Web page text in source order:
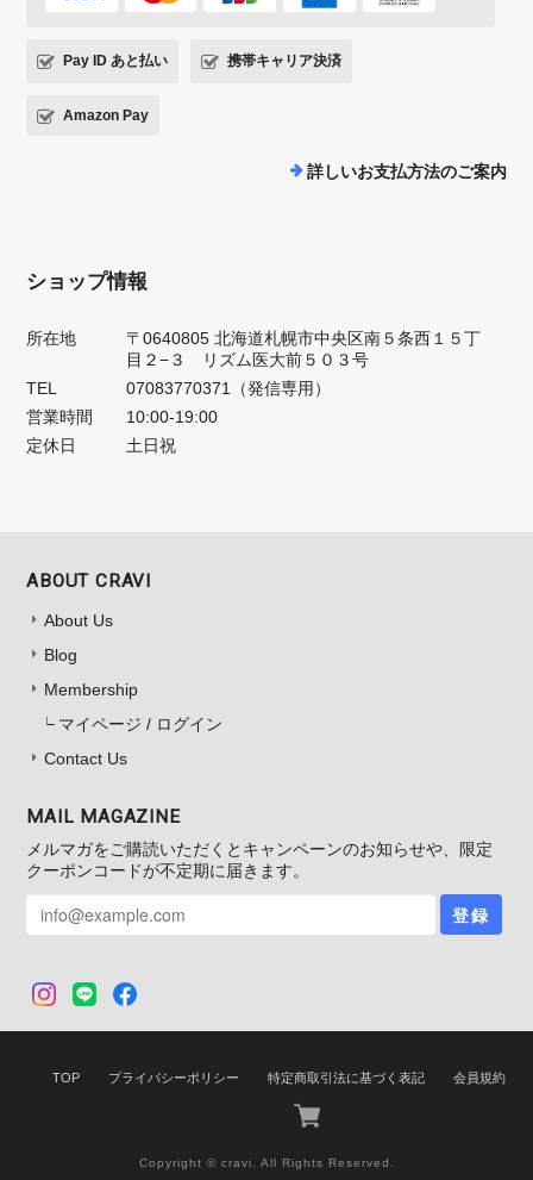
Pay ID あと払い 携帯キャリア決済
Amazon Pay
詳しいお支払方法のご案内
ショップ情報
所在地
〒0640805 北海道札幌市中央区南５条西１５丁
目２−３ リズム医大前５０３号
TEL
07083770371（発信専用）
営業時間
10:00-19:00
定休日
土日祝
ABOUT CRAVI
About Us
Blog
Membership
マイページ / ログイン
Contact Us
MAIL MAGAZINE
メルマガをご購読いただくとキャンペーンのお知らせや、限定
クーポンコードが不定期に届きます。
登録
TOP プライバシーポリシー 特定商取引法に基づく表記 会員規約
Copyright © cravi. All Rights Reserved.